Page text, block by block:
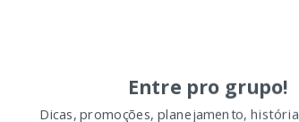
Entre pro grupo!
Dicas, promoções, planejamento,